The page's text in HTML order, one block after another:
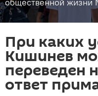
При каких
Кишинев
переведен
ответ